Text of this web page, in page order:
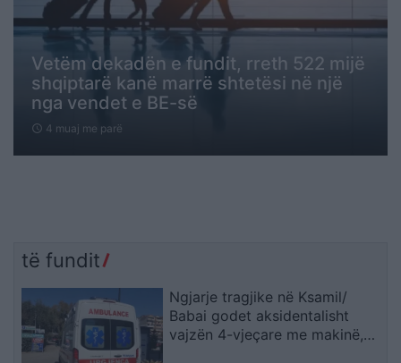
Vetëm dekadën e fundit, rreth 522 mijë
shqiptarë kanë marrë shtetësi në një
nga vendet e BE-së
schedule 4 muaj me parë
të fundit
Ngjarje tragjike në Ksamil/
Babai godet aksidentalisht
vajzën 4-vjeçare me makinë,